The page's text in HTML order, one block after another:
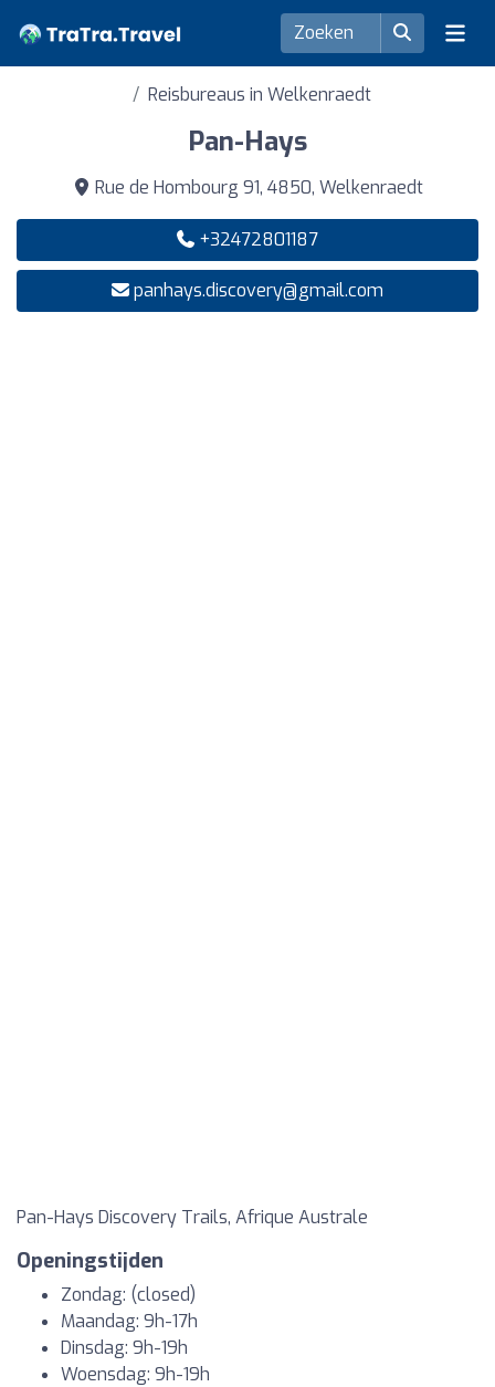
Reisbureaus in Welkenraedt
Pan-Hays
Rue de Hombourg 91, 4850, Welkenraedt
+32472801187
panhays.discovery@gmail.com
Pan-Hays Discovery Trails, Afrique Australe
Openingstijden
Zondag: (closed)
Maandag: 9h-17h
Dinsdag: 9h-19h
Woensdag: 9h-19h